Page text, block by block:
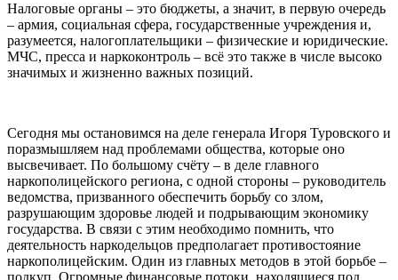
Налоговые органы – это бюджеты, а значит, в первую очередь
– армия, социальная сфера, государственные учреждения и,
разумеется, налогоплательщики – физические и юридические.
МЧС, пресса и наркоконтроль – всё это также в числе высоко
значимых и жизненно важных позиций.
Сегодня мы остановимся на деле генерала Игоря Туровского и
поразмышляем над проблемами общества, которые оно
высвечивает. По большому счёту – в деле главного
наркополицейского региона, с одной стороны – руководитель
ведомства, призванного обеспечить борьбу со злом,
разрушающим здоровье людей и подрывающим экономику
государства. В связи с этим необходимо помнить, что
деятельность наркодельцов предполагает противостояние
наркополицейским. Один из главных методов в этой борьбе –
подкуп. Огромные финансовые потоки, находящиеся под